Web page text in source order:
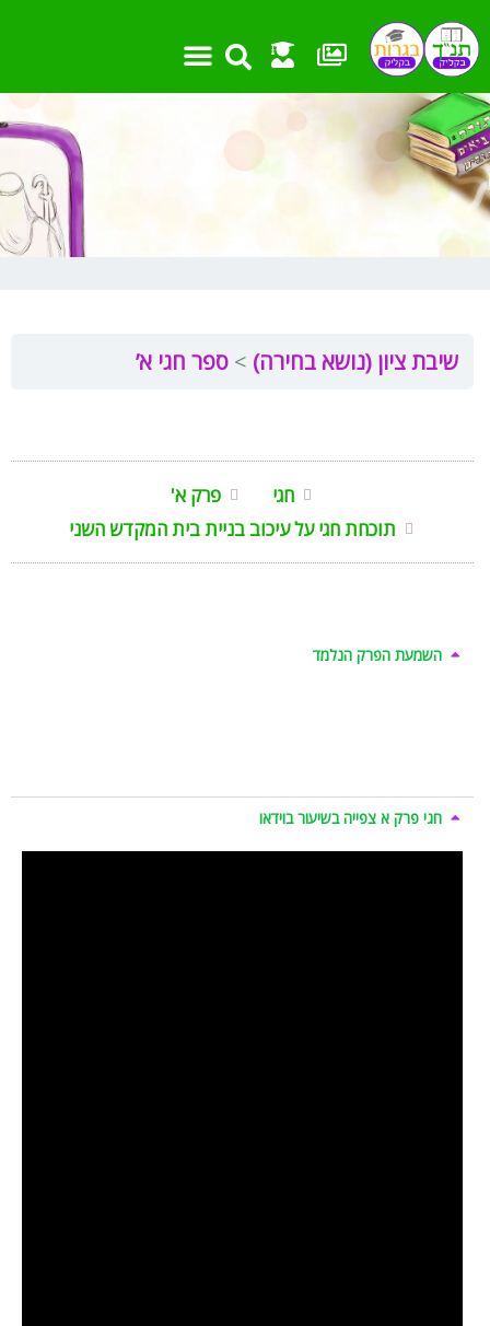
לתוכן
שיבת ציון (נושא בחירה) ספר חגי א’
חגי
פרק א'
תוכחת חגי על עיכוב בניית בית המקדש השני
השמעת הפרק הנלמד
חגי פרק א צפייה בשיעור בוידאו